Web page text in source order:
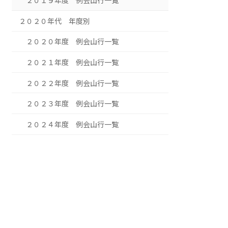
２０２０年代 年度別
２０２０年度 例会山行一覧
２０２１年度 例会山行一覧
２０２２年度 例会山行一覧
２０２３年度 例会山行一覧
２０２４年度 例会山行一覧